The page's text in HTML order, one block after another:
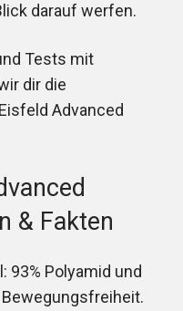
darauf werfen.
Tests mit
dir die
Advanced
& Fakten
93% Polyamid und